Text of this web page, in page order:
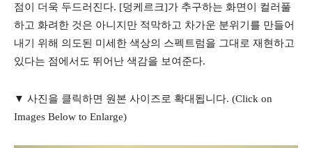
점이 더욱 두드러진다. [덩케르크]가 추구하는 화면이 컬러풀
하고 화려한 것은 아니지만 적막하고 차가운 분위기를 만들어
내기 위해 의도된 미세한 색상의 스펙트럼을 그대로 재현하고
있다는 점에서도 뛰어난 색감을 보여준다.
▼ 사진을 클릭하면 원본 사이즈로 확대됩니다. (Click on
Images Below to Enlarge)